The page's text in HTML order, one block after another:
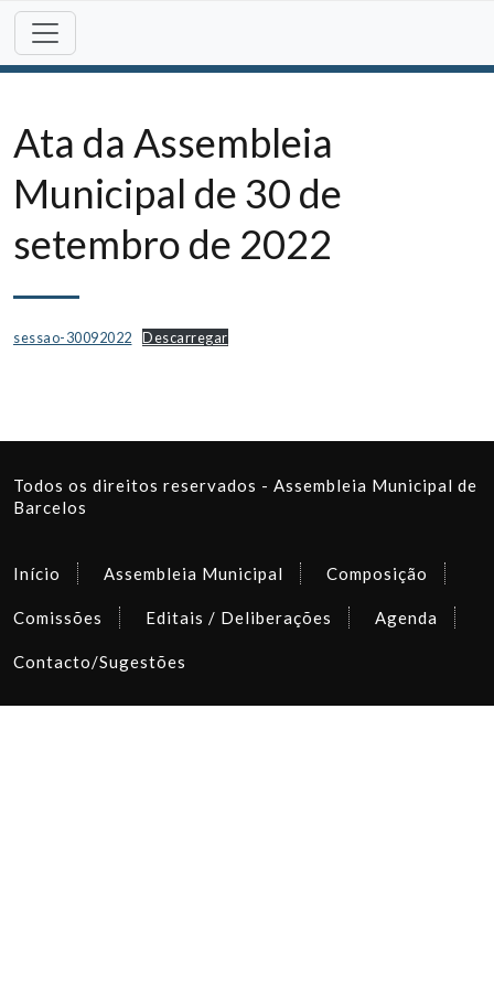
Skip
content
Ata da Assembleia
Municipal de 30 de
setembro de 2022
sessao-30092022 Descarregar
Todos os direitos reservados - Assembleia Municipal de
Barcelos
Início Assembleia Municipal Composição
Comissões Editais / Deliberações Agenda
Contacto/Sugestões